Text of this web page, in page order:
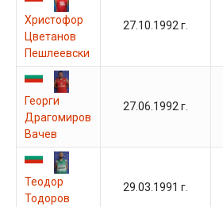
Христофор
Цветанов
Пешлеевски
27.10.1992 г.
Георги
Драгомиров
Вачев
27.06.1992 г.
Теодор
Тодоров
29.03.1991 г.